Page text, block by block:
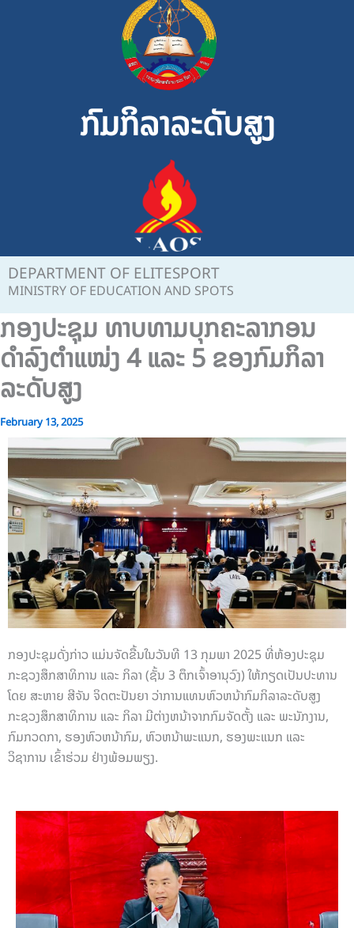
ກົມກິລາລະດັບສູງ
DEPARTMENT OF ELITESPORT
MINISTRY OF EDUCATION AND SPOTS
ກອງປະຊຸມ ທາບທາມບຸກຄະລາກອນ
ດຳລົງຕຳແໜ່ງ 4 ແລະ 5 ຂອງກົມກິລາ
ລະດັບສູງ
February 13, 2025
ກອງປະຊຸມດັ່ງກ່າວ ແມ່ນຈັດຂື້ນໃນວັນທີ 13 ກຸມພາ 2025 ທີ່ຫ້ອງປະຊຸມ
ກະຊວງສຶກສາທິການ ແລະ ກິລາ (ຊັ້ນ 3 ຕຶກເຈົ້າອານຸວົງ) ໃຫ້ກຽດເປັນປະທານ
ໂດຍ ສະຫາຍ ສີຈັນ ຈິດຕະປັນຍາ ວ່າການແທນຫົວຫນ້າກົມກິລາລະດັບສູງ
ກະຊວງສຶກສາທິການ ແລະ ກິລາ ມີຕ່າງຫນ້າຈາກກົມຈັດຕັ້ງ ແລະ ພະນັກງານ,
ກົມກວດກາ, ຮອງຫົວຫນ້າກົມ, ຫົວຫນ້າພະແນກ, ຮອງພະແນກ ແລະ
ວິຊາການ ເຂົ້າຮ່ວມ ຢ່າງພ້ອມພຽງ.